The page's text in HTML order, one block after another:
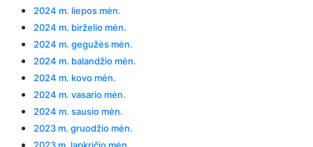
2024 m. liepos mėn.
2024 m. birželio mėn.
2024 m. gegužės mėn.
2024 m. balandžio mėn.
2024 m. kovo mėn.
2024 m. vasario mėn.
2024 m. sausio mėn.
2023 m. gruodžio mėn.
2023 m. lapkričio mėn.